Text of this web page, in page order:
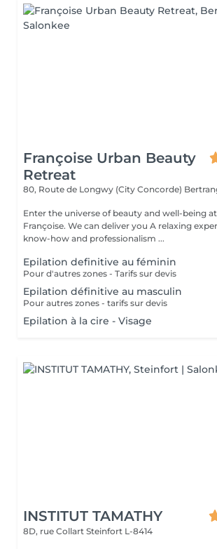
Françoise Urban Beauty
Retreat
80, Route de Longwy (City Concorde)
Enter the universe of beauty and well-being
Françoise. We can deliver you A relaxing
know-how and professionalism ...
Epilation definitive au féminin
Pour d'autres zones - Tarifs sur devis
Epilation définitive au masculin
Pour autres zones - tarifs sur devis
Epilation à la cire - Visage
INSTITUT TAMATHY
8D, rue Collart Steinfort L-8414